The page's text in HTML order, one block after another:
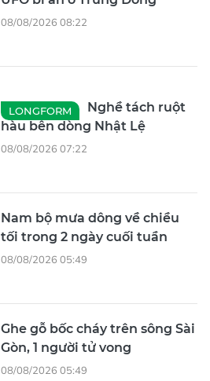
08/08/2026 08:22
LONGFORM
Nghề tách ruột
hàu bên dòng Nhật Lệ
08/08/2026 07:22
Nam bộ mưa dông về chiều
tối trong 2 ngày cuối tuần
08/08/2026 05:49
Ghe gỗ bốc cháy trên sông Sài
Gòn, 1 người tử vong
08/08/2026 05:49